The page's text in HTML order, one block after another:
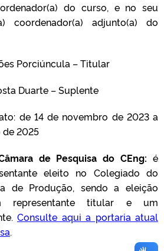
do curso, e no seu
coordenador(a) adjunto(a) do
Porciúncula – Titular
Duarte – Suplente
de 14 de novembro de 2023 a
de 2025
de Pesquisa do CEng: é
eleito no Colegiado do
de Produção, sendo a eleição
representante titular e um
Consulte aqui a portaria atual
.